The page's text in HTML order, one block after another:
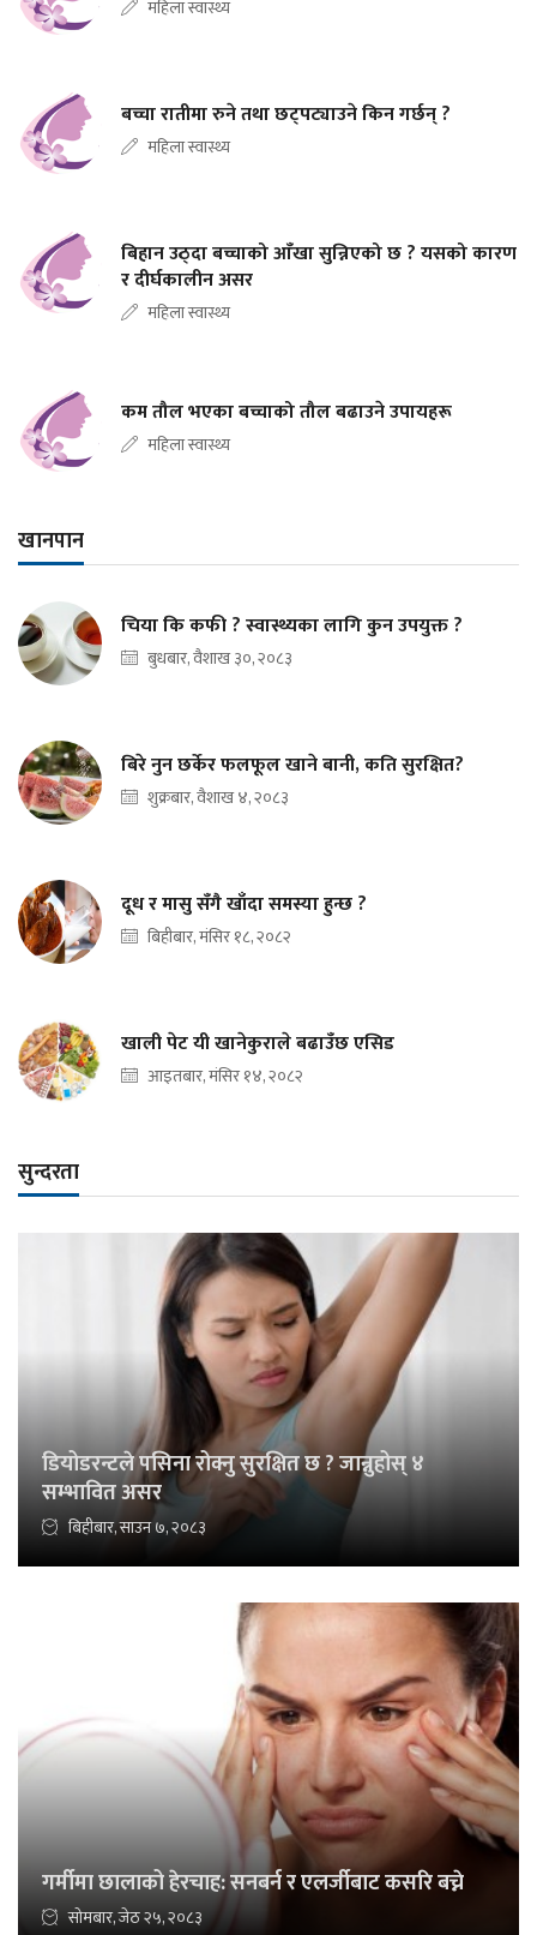
महिला स्वास्थ्य
बच्चा रातीमा रुने तथा छट्पट्याउने किन गर्छन् ?
महिला स्वास्थ्य
बिहान उठ्दा बच्चाको आँखा सुन्निएको छ ? यसको कारण
र दीर्घकालीन असर
महिला स्वास्थ्य
कम तौल भएका बच्चाको तौल बढाउने उपायहरू
महिला स्वास्थ्य
खानपान
चिया कि कफी ? स्वास्थ्यका लागि कुन उपयुक्त ?
बुधबार, वैशाख ३०, २०८३
बिरे नुन छर्केर फलफूल खाने बानी, कति सुरक्षित?
शुक्रबार, वैशाख ४, २०८३
दूध र मासु सँगै खाँदा समस्या हुन्छ ?
बिहीबार, मंसिर १८, २०८२
खाली पेट यी खानेकुराले बढाउँछ एसिड
आइतबार, मंसिर १४, २०८२
सुन्दरता
डियोडरन्टले पसिना रोक्नु सुरक्षित छ ? जान्नुहोस् ४
सम्भावित असर
बिहीबार, साउन ७, २०८३
गर्मीमा छालाको हेरचाह: सनबर्न र एलर्जीबाट कसरि बच्ने
सोमबार, जेठ २५, २०८३